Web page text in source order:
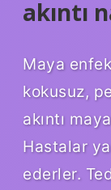
akıntı
Maya
kokusuz,
akıntı
Hastalar
ederler.